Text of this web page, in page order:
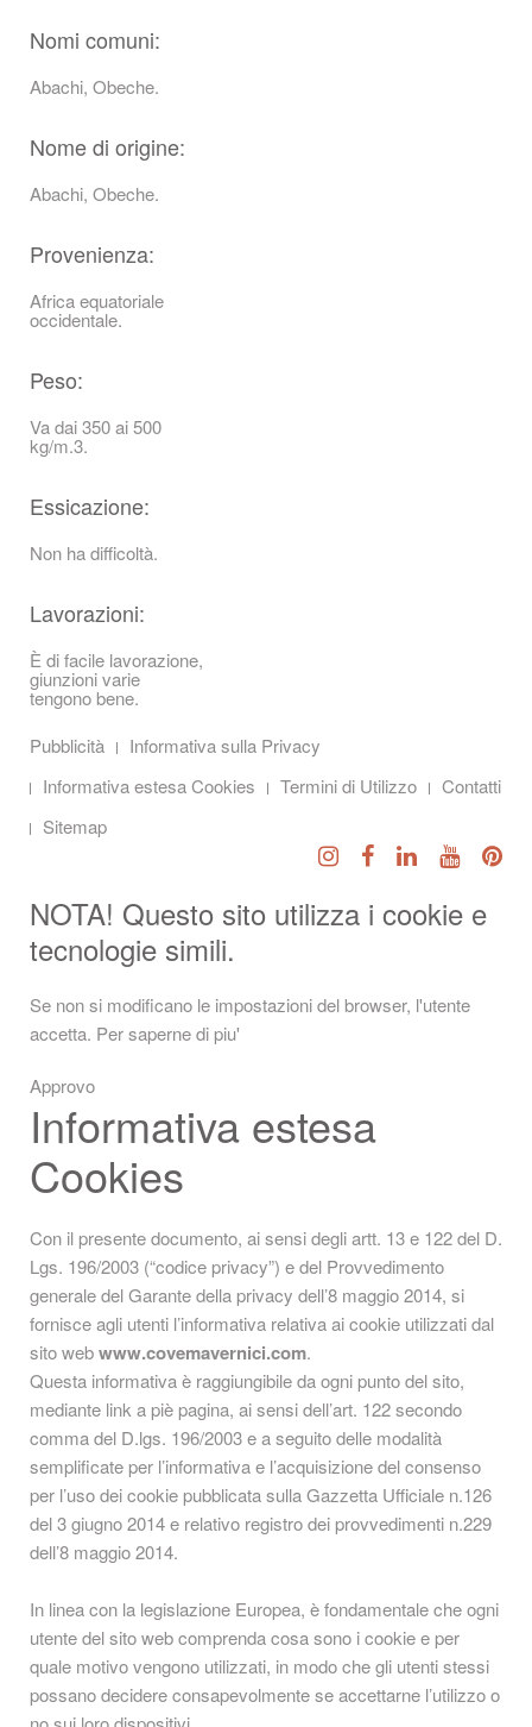
Nomi comuni:
Abachi, Obeche.
Nome di origine:
Abachi, Obeche.
Provenienza:
Africa equatoriale
occidentale.
Peso:
Va dai 350 ai 500
kg/m.3.
Essicazione:
Non ha difficoltà.
Lavorazioni:
È di facile lavorazione,
giunzioni varie
tengono bene.
Pubblicità
Informativa sulla Privacy
Informativa estesa Cookies
Termini di Utilizzo
Contatti
Sitemap
NOTA! Questo sito utilizza i cookie e
tecnologie simili.
Se non si modificano le impostazioni del browser, l'utente
accetta. Per saperne di piu'
Approvo
Informativa estesa
Cookies
Con il presente documento, ai sensi degli artt. 13 e 122 del D.
Lgs. 196/2003 (“codice privacy”) e del Provvedimento
generale del Garante della privacy dell’8 maggio 2014, si
fornisce agli utenti l’informativa relativa ai cookie utilizzati dal
sito webwww.covemavernici.com.
Questa informativa è raggiungibile da ogni punto del sito,
mediante link a piè pagina, ai sensi dell’art. 122 secondo
comma del D.lgs. 196/2003 e a seguito delle modalità
semplificate per l’informativa e l’acquisizione del consenso
per l’uso dei cookie pubblicata sulla Gazzetta Ufficiale n.126
del 3 giugno 2014 e relativo registro dei provvedimenti n.229
dell’8 maggio 2014.
In linea con la legislazione Europea, è fondamentale che ogni
utente del sito web comprenda cosa sono i cookie e per
quale motivo vengono utilizzati, in modo che gli utenti stessi
possano decidere consapevolmente se accettarne l’utilizzo o